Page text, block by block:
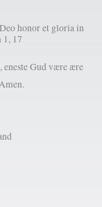
honor et gloria in
1, 17
eneste Gud være ære